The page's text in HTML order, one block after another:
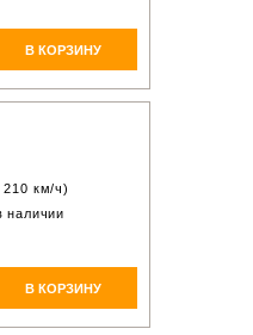
В КОРЗИНУ
210 км/ч)
наличии
В КОРЗИНУ